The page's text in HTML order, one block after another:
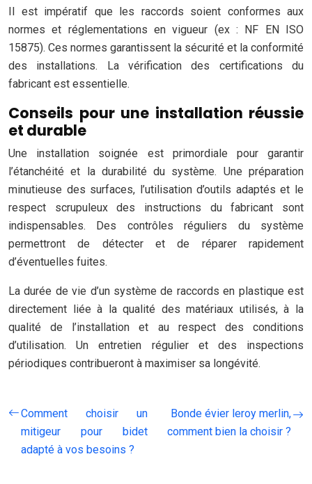
Il est impératif que les raccords soient conformes aux
normes et réglementations en vigueur (ex : NF EN ISO
15875). Ces normes garantissent la sécurité et la conformité
des installations. La vérification des certifications du
fabricant est essentielle.
Conseils pour une installation réussie
et durable
Une installation soignée est primordiale pour garantir
l’étanchéité et la durabilité du système. Une préparation
minutieuse des surfaces, l’utilisation d’outils adaptés et le
respect scrupuleux des instructions du fabricant sont
indispensables. Des contrôles réguliers du système
permettront de détecter et de réparer rapidement
d’éventuelles fuites.
La durée de vie d’un système de raccords en plastique est
directement liée à la qualité des matériaux utilisés, à la
qualité de l’installation et au respect des conditions
d’utilisation. Un entretien régulier et des inspections
périodiques contribueront à maximiser sa longévité.
Comment choisir un
mitigeur pour bidet
adapté à vos besoins ?
Bonde évier leroy merlin,
comment bien la choisir ?